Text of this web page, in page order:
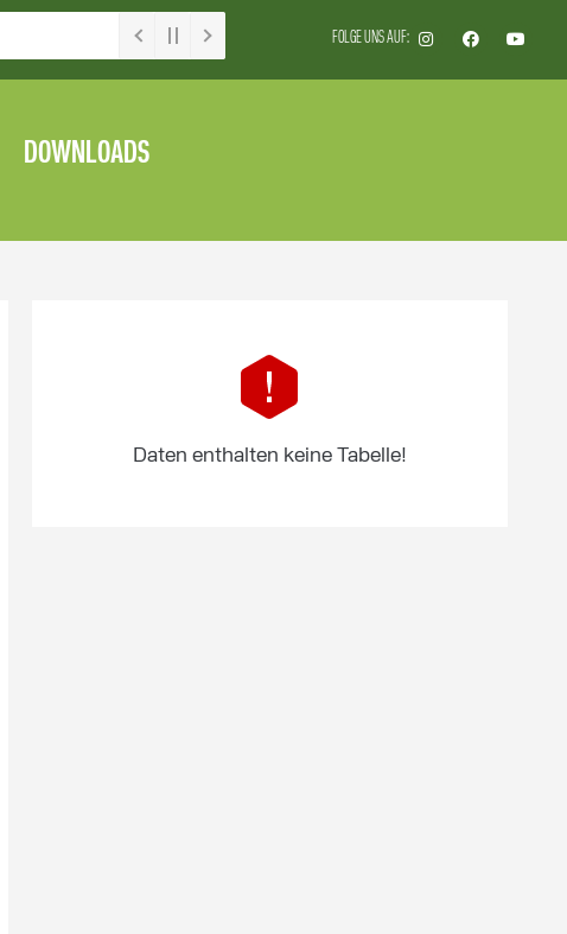
FOLGE UNS AUF:
DOWNLOADS
Daten enthalten keine Tabelle!